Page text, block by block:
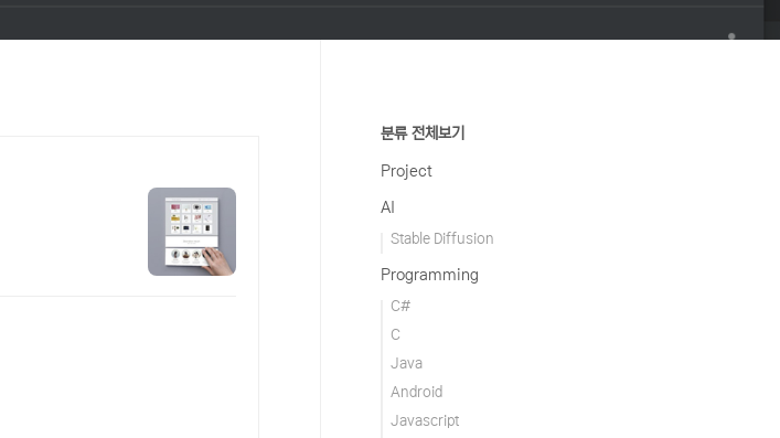
분류 전체보기
Project
AI
Stable Diffusion
Programming
C#
C
Java
Android
Javascript